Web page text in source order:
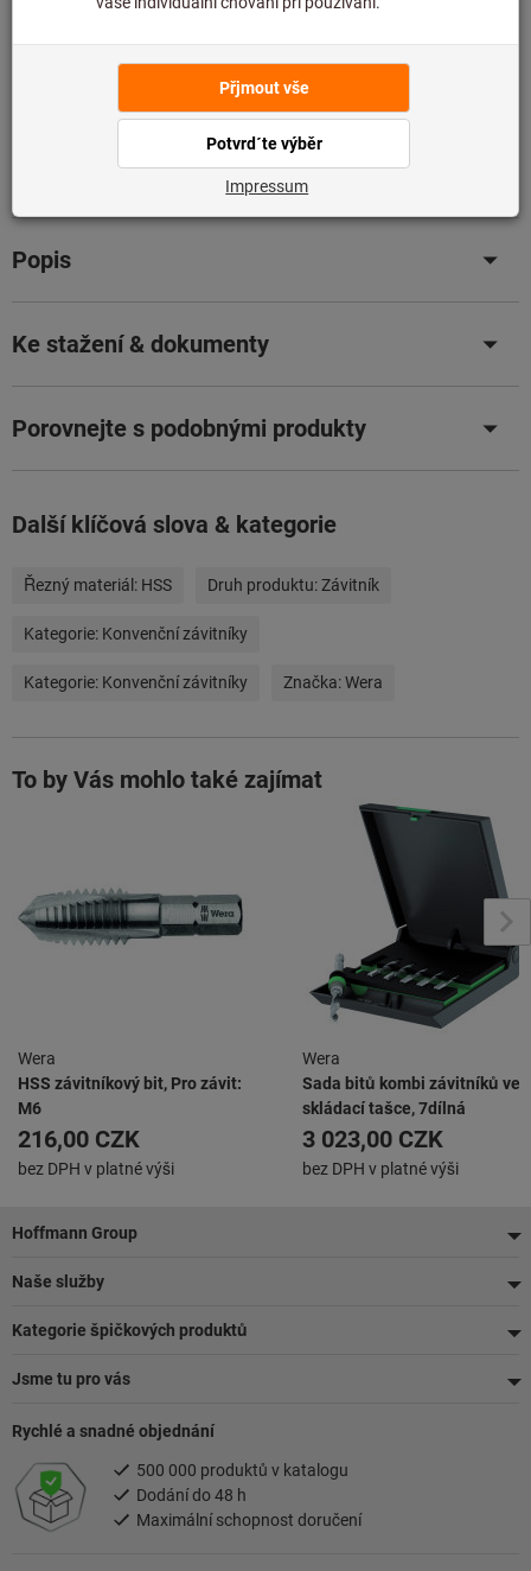
eKatalog
Údaje o výrobku
Popis
Ke stažení & dokumenty
Porovnejte s podobnými produkty
Další klíčová slova & kategorie
Řezný materiál: HSS Druh produktu:Závitník
Kategorie: Konvenční závitníky
Kategorie: Konvenční závitníky Značka:Wera
To by Vás mohlo také zajímat
Wera
HSS závitníkový bit, Pro závit:
M6
216,00 CZK
bez DPH v platné výši
Wera
Sada bitů kombi závitníků ve
skládací tašce, 7dílná
3 023,00 CZK
bez DPH v platné výši
Zápatí
Hoffmann Group
Naše služby
Kategorie špičkových produktů
Jsme tu pro vás
Rychlé a snadné objednání
500 000 produktů v katalogu
Dodání do 48 h
Maximální schopnost doručení